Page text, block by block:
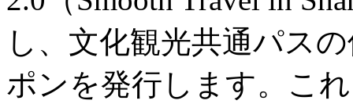
し、文化観光共通パス
ポンを発行します。こ